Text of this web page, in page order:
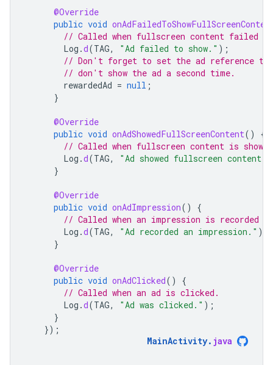
@Override
public void
// Called when fullscreen content failed to
Log .d(TAG, "Ad failed to show." );
// Don't forget to set the ad reference to
// don't show the ad a second time.
rewardedAd = null ;
}
@Override
public void onAdShowedFullScreenContent()
{
// Called when fullscreen content is shown.
Log .d(TAG, "Ad showed fullscreen content."
}
@Override
public void onAdImpression()
{
// Called when an impression is recorded
Log .d(TAG, "Ad recorded an impression." );
}
@Override
public void onAdClicked()
{
// Called when an ad is clicked.
Log .d(TAG, "Ad was clicked." );
}
});
MainActivity. java